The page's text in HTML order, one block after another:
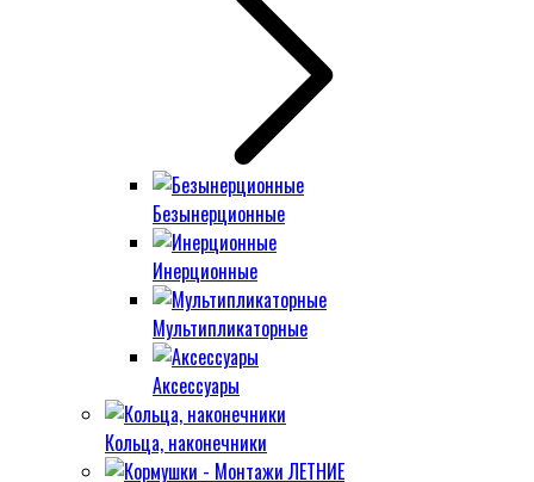
Безынерционные
Инерционные
Мультипликаторные
Аксессуары
Кольца, наконечники